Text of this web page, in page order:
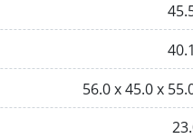
56.0 х 45.0 х